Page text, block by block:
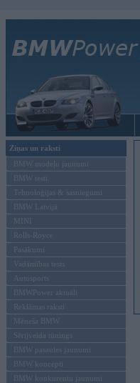
Ziņas un raksti
BMW modeļu jaunumi
BMW testi
Tehnoloģijas & sasniegumi
BMW Latvijā
MINI
Rolls-Royce
Pasākumi
Vadāmības tests
Autosports
BMWPower aktuāli
Reklāmas raksti
Mēneša BMW
Sērijveida tūnings
BMW pasaules jaunumi
BMW koncepti
BMW konkurentu jaunumi